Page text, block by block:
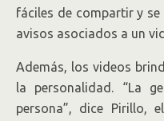
fáciles de compartir y se
avisos asociados a un
Además, los videos
la personalidad. “La
persona”, dice Pirillo,